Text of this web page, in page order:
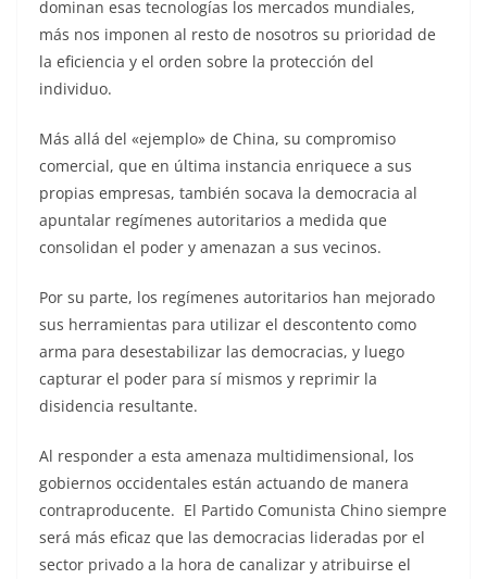
dominan esas tecnologías los mercados mundiales,
más nos imponen al resto de nosotros su prioridad de
la eficiencia y el orden sobre la protección del
individuo.
Más allá del «ejemplo» de China, su compromiso
comercial, que en última instancia enriquece a sus
propias empresas, también socava la democracia al
apuntalar regímenes autoritarios a medida que
consolidan el poder y amenazan a sus vecinos.
Por su parte, los regímenes autoritarios han mejorado
sus herramientas para utilizar el descontento como
arma para desestabilizar las democracias, y luego
capturar el poder para sí mismos y reprimir la
disidencia resultante.
Al responder a esta amenaza multidimensional, los
gobiernos occidentales están actuando de manera
contraproducente. El Partido Comunista Chino siempre
será más eficaz que las democracias lideradas por el
sector privado a la hora de canalizar y atribuirse el